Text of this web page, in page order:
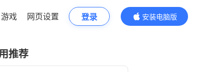
游戏 网页设置 登录
安装电脑版
内容更精彩
推荐